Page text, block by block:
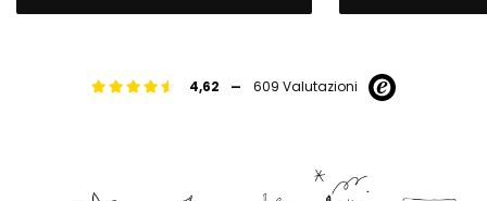
4,62 - 609 Valutazioni